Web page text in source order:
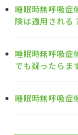
睡眠時無呼吸症
険は適用される
睡眠時無呼吸症
でも疑ったらま
睡眠時無呼吸症